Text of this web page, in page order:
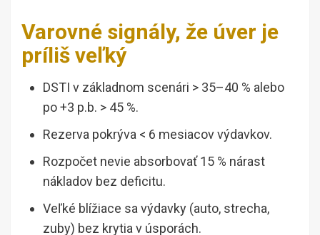
Varovné signály, že úver je
príliš veľký
DSTI v základnom scenári > 35–40 % alebo
po +3 p.b. > 45 %.
Rezerva pokrýva < 6 mesiacov výdavkov.
Rozpočet nevie absorbovať 15 % nárast
nákladov bez deficitu.
Veľké blížiace sa výdavky (auto, strecha,
zuby) bez krytia v úsporách.